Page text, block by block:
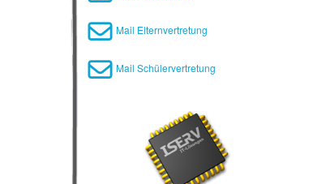
Mail Elternvertretung
Mail Schülervertretung